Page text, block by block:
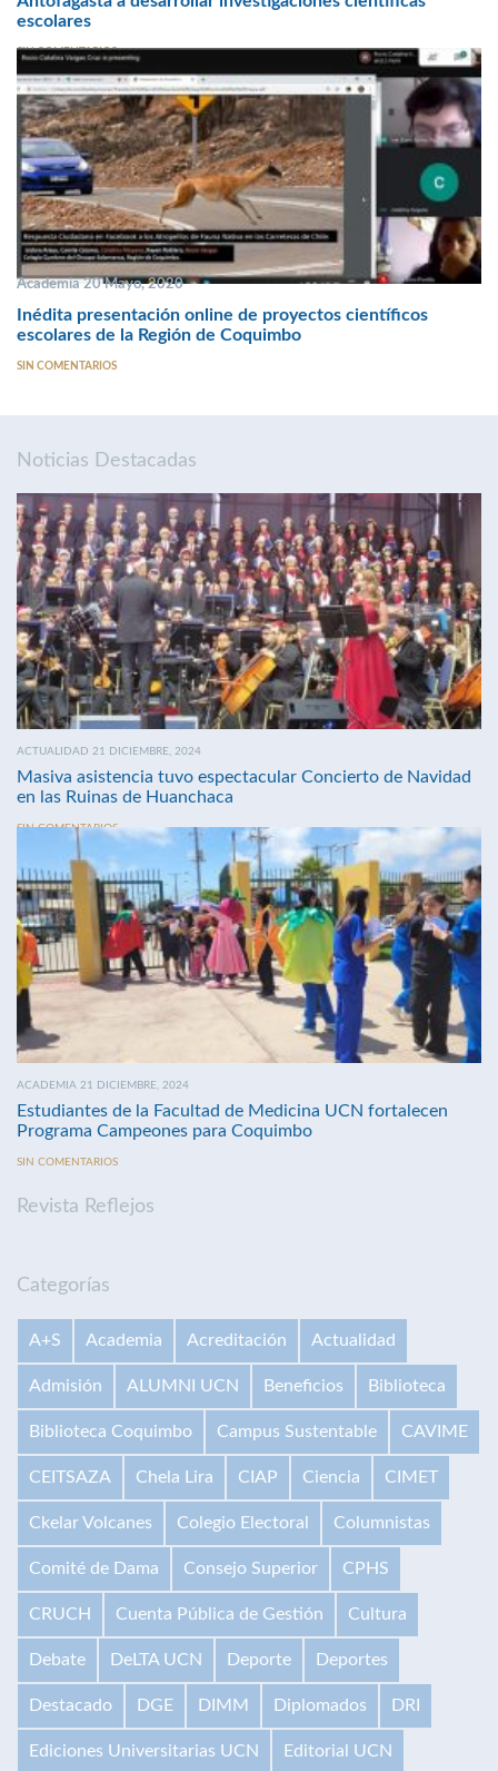
escolares
SIN COMENTARIOS
Academia 20 Mayo, 2020
Inédita presentación online de proyectos científicos
escolares de la Región de Coquimbo
SIN COMENTARIOS
Noticias Destacadas
ACTUALIDAD 21 DICIEMBRE, 2024
Masiva asistencia tuvo espectacular Concierto de Navidad
en las Ruinas de Huanchaca
SIN COMENTARIOS
ACADEMIA 21 DICIEMBRE, 2024
Estudiantes de la Facultad de Medicina UCN fortalecen
Programa Campeones para Coquimbo
SIN COMENTARIOS
Revista Reflejos
Categorías
A+S Academia Acreditación Actualidad
Admisión ALUMNI UCN Beneficios Biblioteca
Biblioteca Coquimbo Campus Sustentable CAVIME
CEITSAZA Chela Lira CIAP Ciencia CIMET
Ckelar Volcanes Colegio Electoral Columnistas
Comité de Dama Consejo Superior CPHS
CRUCH Cuenta Pública de Gestión Cultura
Debate DeLTA UCN Deporte Deportes
Destacado DGE DIMM Diplomados DRI
Ediciones Universitarias UCN Editorial UCN